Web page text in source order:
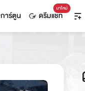
การ์ตูน
มาใหม่
ดรีมแชท